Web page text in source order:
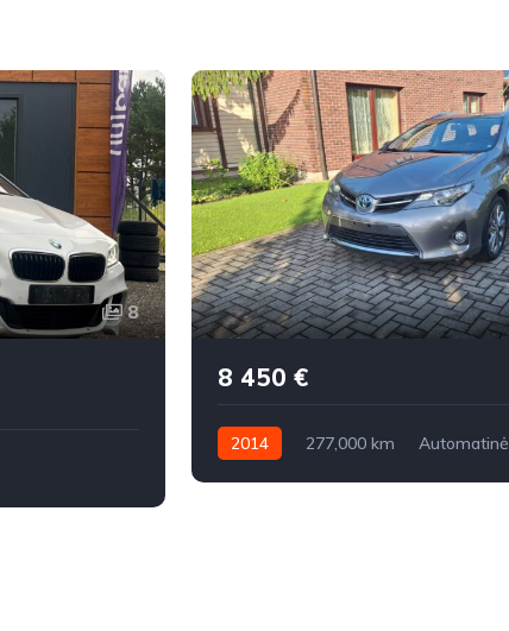
8
8 450 €
2014 277,000 km
Automatinė